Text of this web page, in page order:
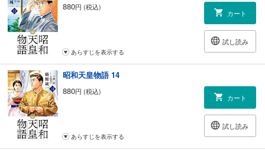
880円 (税込)
カート
試し読み
あらすじを表示する
昭和天皇物語 14
880円 (税込)
カート
試し読み
あらすじを表示する